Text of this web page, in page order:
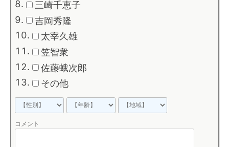
三崎千恵子
吉岡秀隆
太宰久雄
笠智衆
佐藤蛾次郎
その他
コメント